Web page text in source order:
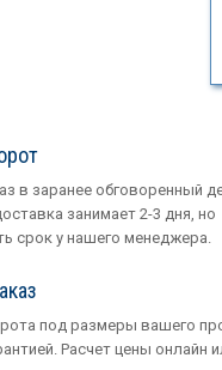
в заранее обговоренный
занимает 2-3 дня, но
срок у нашего менеджера.
под размеры вашего
Расчет цены онлайн